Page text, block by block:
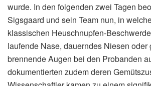
wurde. In den folgenden zwei Tagen
Sigsgaard und sein Team nun, in
klassischen Heuschnupfen-
laufende Nase, dauerndes Niesen oder
brennende Augen bei den Probanden
dokumentierten zudem deren